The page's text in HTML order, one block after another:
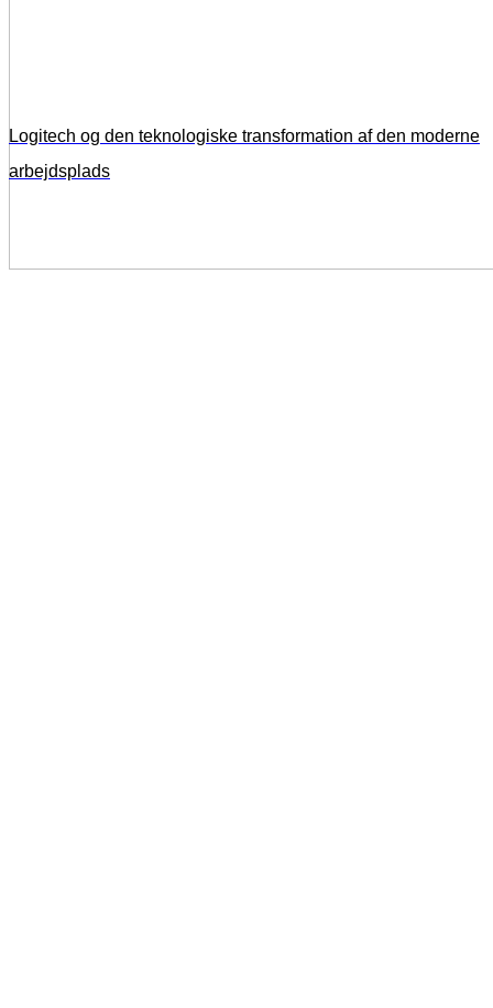
Logitech og den teknologiske transformation af den moderne
arbejdsplads